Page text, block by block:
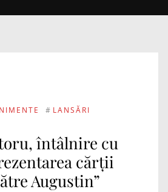
# LANSĂRI
întâlnire cu
cărții
Augustin”